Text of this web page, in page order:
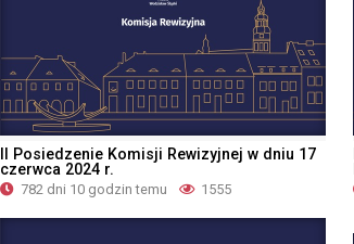
II Posiedzenie Komisji Rewizyjnej w dniu 17
czerwca 2024 r.
782 dni 10 godzin temu 1555